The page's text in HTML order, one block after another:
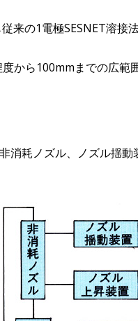
来の1電極SESNET溶接
から100mmまでの広範
消耗ノズル、ノズル揺